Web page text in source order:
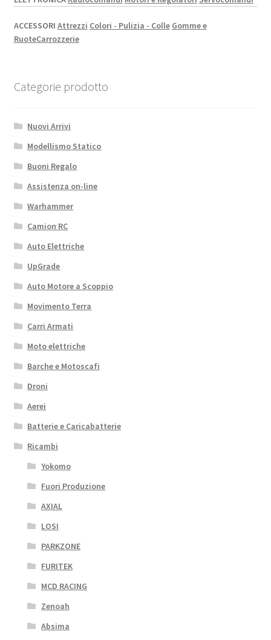
ACCESSORI Attrezzi Colori - Pulizia - Colle Gomme e
RuoteCarrozzerie
Categorie prodotto
Nuovi Arrivi
Modellismo Statico
Buoni Regalo
Assistenza on-line
Warhammer
Camion RC
Auto Elettriche
UpGrade
Auto Motore a Scoppio
Movimento Terra
Carri Armati
Moto elettriche
Barche e Motoscafi
Droni
Aerei
Batterie e Caricabatterie
Ricambi
Yokomo
Fuori Produzione
AXIAL
LOSI
PARKZONE
FURITEK
MCD RACING
Zenoah
Absima